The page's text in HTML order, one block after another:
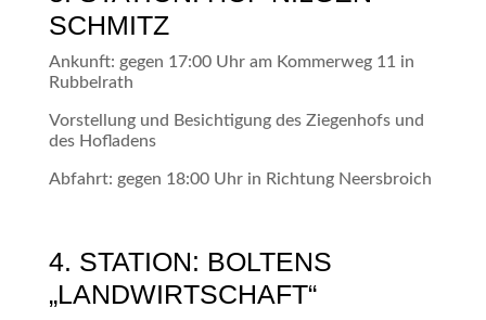
SCHMITZ
Ankunft: gegen 17:00 Uhr am Kommerweg 11 in
Rubbelrath
Vorstellung und Besichtigung des Ziegenhofs und
des Hofladens
Abfahrt: gegen 18:00 Uhr in Richtung Neersbroich
4. STATION: BOLTENS
„LANDWIRTSCHAFT“